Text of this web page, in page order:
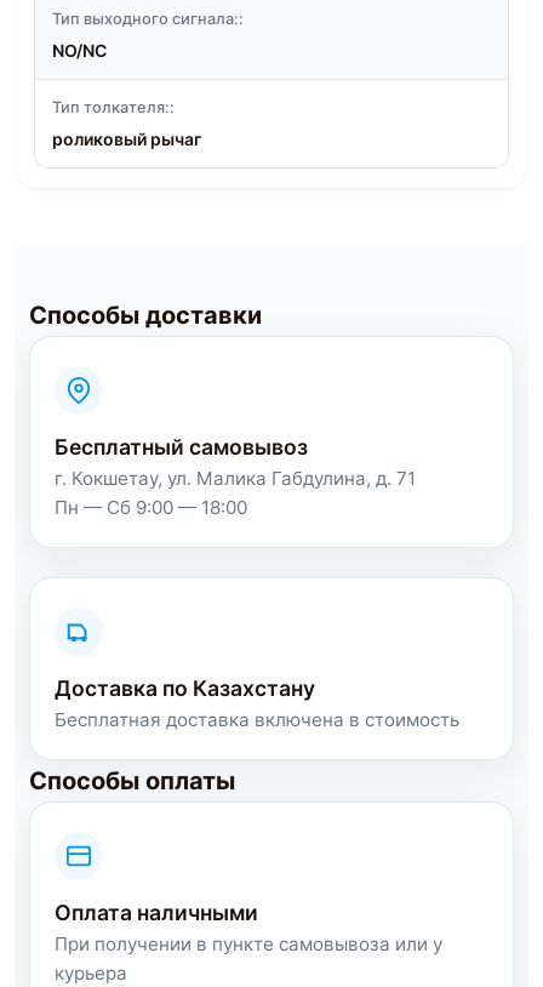
Тип выходного сигнала::
NO/NC
Тип толкателя::
роликовый рычаг
Способы доставки
Бесплатный самовывоз
г. Кокшетау, ул. Малика Габдулина, д. 71
Пн — Сб 9:00 — 18:00
Доставка по Казахстану
Бесплатная доставка включена в стоимость
Способы оплаты
Оплата наличными
При получении в пункте самовывоза или у
курьера